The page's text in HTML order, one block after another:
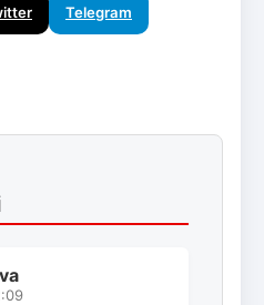
Telegram